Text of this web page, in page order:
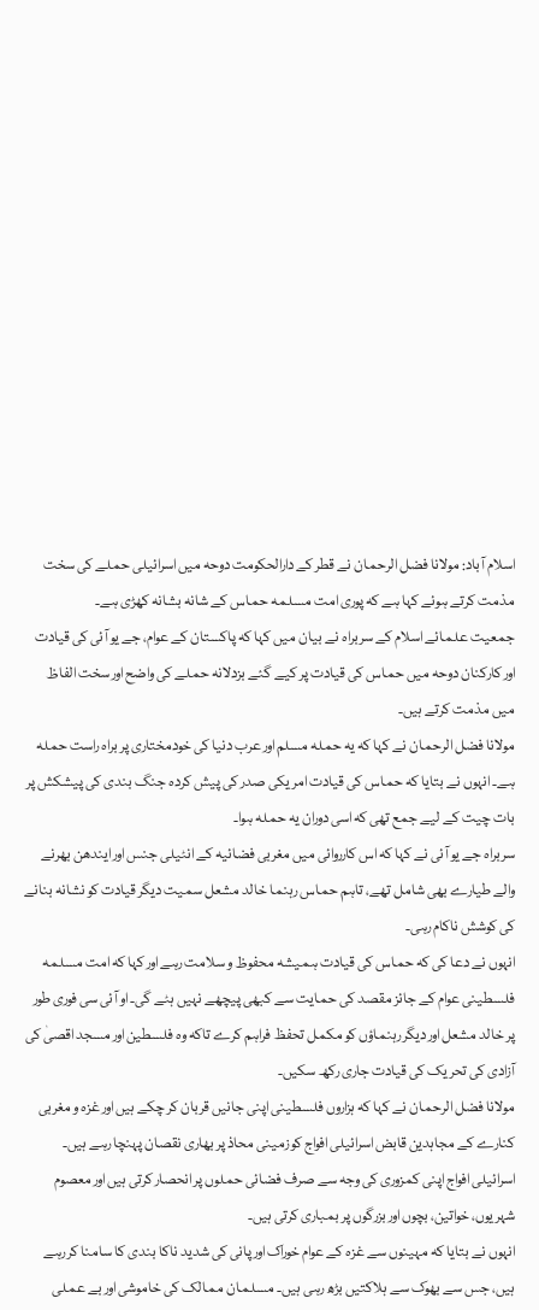
اسلام آباد: مولانا فضل الرحمان نے قطر کے دارالحکومت دوحہ میں اسرائیلی حملے کی سخت
مذمت کرتے ہوئے کہا ہے کہ پوری امت مسلمہ حماس کے شانہ بشانہ کھڑی ہے۔
جمعیت علمائے اسلام کے سربراہ نے بیان میں کہا کہ پاکستان کے عوام، جے یو آئی کی قیادت
اور کارکنان دوحہ میں حماس کی قیادت پر کیے گئے بزدلانہ حملے کی واضح اور سخت الفاظ
میں مذمت کرتے ہیں۔
مولانا فضل الرحمان نے کہا کہ یہ حملہ مسلم اور عرب دنیا کی خودمختاری پر براہ راست حملہ
ہے۔ انہوں نے بتایا کہ حماس کی قیادت امریکی صدر کی پیش کردہ جنگ بندی کی پیشکش پر
بات چیت کے لیے جمع تھی کہ اسی دوران یہ حملہ ہوا۔
سربراہ جے یو آئی نے کہا کہ اس کارروائی میں مغربی فضائیہ کے انٹیلی جنس اور ایندھن بھرنے
والے طیارے بھی شامل تھے، تاہم حماس رہنما خالد مشعل سمیت دیگر قیادت کو نشانہ بنانے
کی کوشش ناکام رہی۔
انہوں نے دعا کی کہ حماس کی قیادت ہمیشہ محفوظ و سلامت رہے اور کہا کہ امت مسلمہ
فلسطینی عوام کے جائز مقصد کی حمایت سے کبھی پیچھے نہیں ہٹے گی۔ او آئی سی فوری طور
پر خالد مشعل اور دیگر رہنماؤں کو مکمل تحفظ فراہم کرے تاکہ وہ فلسطین اور مسجد اقصیٰ کی
آزادی کی تحریک کی قیادت جاری رکھ سکیں۔
مولانا فضل الرحمان نے کہا کہ ہزاروں فلسطینی اپنی جانیں قربان کر چکے ہیں اور غزہ و مغربی
کنارے کے مجاہدین قابض اسرائیلی افواج کو زمینی محاذ پر بھاری نقصان پہنچا رہے ہیں۔
اسرائیلی افواج اپنی کمزوری کی وجہ سے صرف فضائی حملوں پر انحصار کرتی ہیں اور معصوم
شہریوں، خواتین، بچوں اور بزرگوں پر بمباری کرتی ہیں۔
انہوں نے بتایا کہ مہینوں سے غزہ کے عوام خوراک اور پانی کی شدید ناکا بندی کا سامنا کر رہے
ہیں، جس سے بھوک سے ہلاکتیں بڑھ رہی ہیں۔ مسلمان ممالک کی خاموشی اور بے عملی